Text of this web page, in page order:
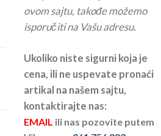
ovom sajtu, takođe možemo
isporučiti na Vašu adresu.
Ukoliko niste sigurni koja je
cena, ili ne uspevate pronaći
artikal na našem sajtu,
kontaktirajte nas:
EMAIL ili nas pozovite putem